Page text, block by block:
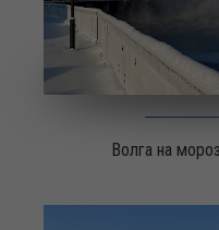
Волга на